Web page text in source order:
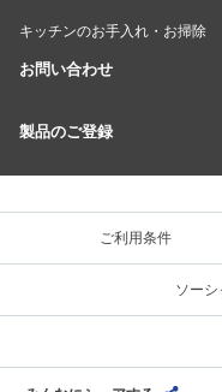
キッチンのお手入れ・お掃除
お問い合わせ
製品のご登録
ご利用条件
ソー